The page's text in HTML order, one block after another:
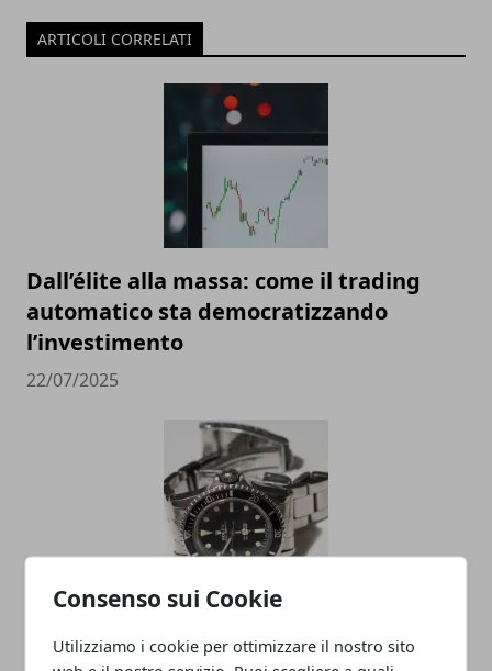
Consenso sui Cookie
Utilizziamo i cookie per ottimizzare il nostro sito
ARTICOLI CORRELATI
Dall’élite alla massa: come il trading
automatico sta democratizzando
l’investimento
22/07/2025
Valutazione orologi Rolex online, come
scegliere il miglior compro Rolex online